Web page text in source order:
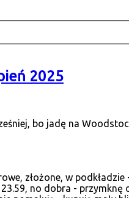
2025
bo jadę na
złożone, w
no dobra -